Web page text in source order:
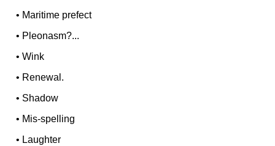
• Maritime prefect
• Pleonasm?...
•Wink
• Renewal.
• Shadow
• Mis-spelling
• Laughter